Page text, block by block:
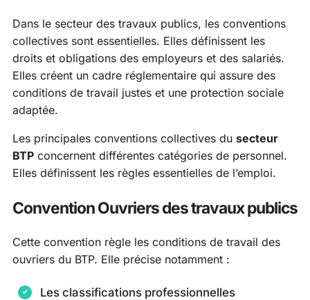
Dans le secteur des travaux publics, les conventions
collectives sont essentielles. Elles définissent les
droits et obligations des employeurs et des salariés.
Elles créent un cadre réglementaire qui assure des
conditions de travail justes et une protection sociale
adaptée.
Les principales conventions collectives du secteur
BTP concernent différentes catégories de personnel.
Elles définissent les règles essentielles de l’emploi.
Convention Ouvriers des travaux publics
Cette convention règle les conditions de travail des
ouvriers du BTP. Elle précise notamment :
Les classifications professionnelles